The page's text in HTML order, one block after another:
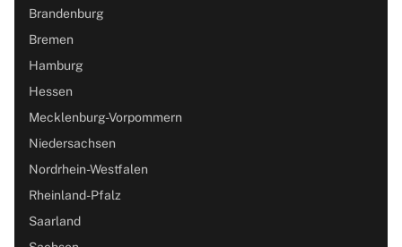
Brandenburg
Bremen
Hamburg
Hessen
Mecklenburg-Vorpommern
Niedersachsen
Nordrhein-Westfalen
Rheinland-Pfalz
Saarland